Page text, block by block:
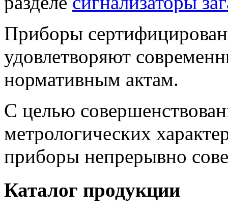
Приборы
удовлетворяют
нормативным актам.
С целью
метрологических
приборы непрерывно
Каталог продукции